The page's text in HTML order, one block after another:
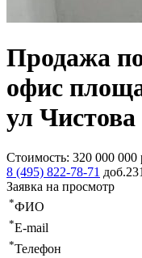
Продажа
офис
ул
Стоимость: 320 000 000
8 (495) 822-78-71 доб.231
Заявка на просмотр
*ФИО
*E-mail
*Телефон